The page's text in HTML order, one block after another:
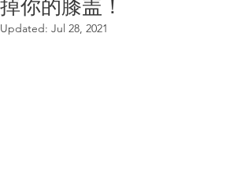
掉你的膝盖！
Updated: Jul 28, 2021